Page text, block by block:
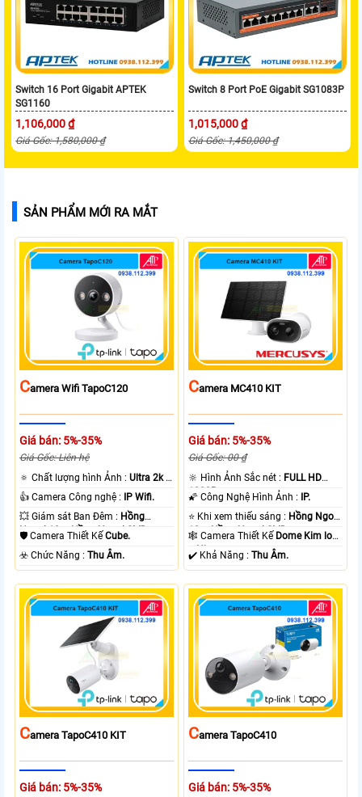
Switch 16 Port Gigabit APTEK
SG1160
1,106,000 ₫
Giá Gốc: 1,580,000 ₫
Switch 8 Port PoE Gigabit SG1083P
1,015,000 ₫
Giá Gốc: 1,450,000 ₫
SẢN PHẨM MỚI RA MẮT
CAmera Wifi TapoC120
Giá bán: 5%-35%
Giá Gốc: Liên hệ
🔅 Chất lượng hình Ảnh :Ultra 2k +
.
👍 Camera Công nghệ :
IP Wifi.
💥 Giám sát Ban Đêm : Hồng
Ngoại 10m Hồng Ngoại SMD.
🛡 Camera Thiết KếCube.
️☣️ Chức Năng :Thu Âm.
CAmera MC410 KIT
Giá bán: 5%-35%
Giá Gốc: 00 ₫
🔆 Hình Ảnh Sắc nét : FULL HD
1080P .
🌠 Công Nghệ Hình Ảnh :
IP.
⭐ Khi xem thiếu sáng : Hồng Ngoại
10m Hồng Ngoại SMD.
🕸️ Camera Thiết Kế Dome Kim loại
+ Nhựa.
️✔️ Khả Năng :Thu Âm.
CAmera TapoC410 KIT
Giá bán: 5%-35%
CAmera TapoC410
Giá bán: 5%-35%